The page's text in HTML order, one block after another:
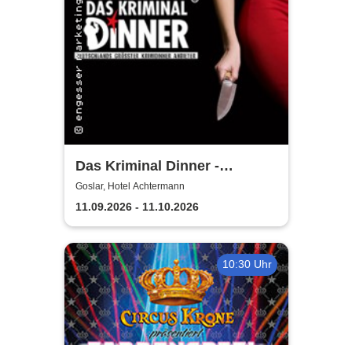
Das Kriminal Dinner -
Testament à la Carte
Goslar, Hotel Achtermann
11.09.2026 - 11.10.2026
10:30 Uhr